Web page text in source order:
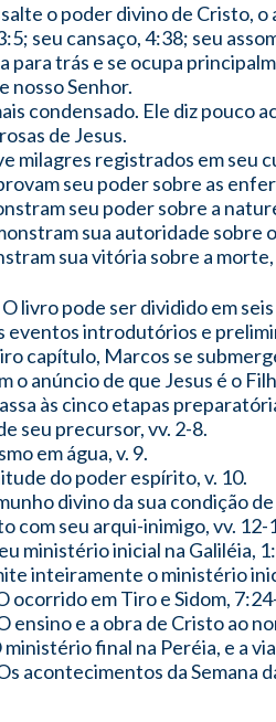
o poder divino de Cristo,
seu cansaço, 4:38; seu
para trás e se ocupa
nosso Senhor.
condensado. Ele diz pouco
de Jesus.
milagres registrados em seu
seu poder sobre as
seu poder sobre a
sua autoridade sobre
sua vitória sobre a
O livro pode ser dividido em
eventos introdutórios e
capítulo, Marcos se
o anúncio de que Jesus é o
às cinco etapas
seu precursor, vv. 2-8.
em água, v. 9.
do poder espírito, v. 10.
divino da sua condição de
com seu arqui-inimigo, vv. 12-
ministério inicial na Galiléia,
inteiramente o ministério
ocorrido em Tiro e Sidom,
ensino e a obra de Cristo ao
ministério final na Peréia, e a
acontecimentos da Semana